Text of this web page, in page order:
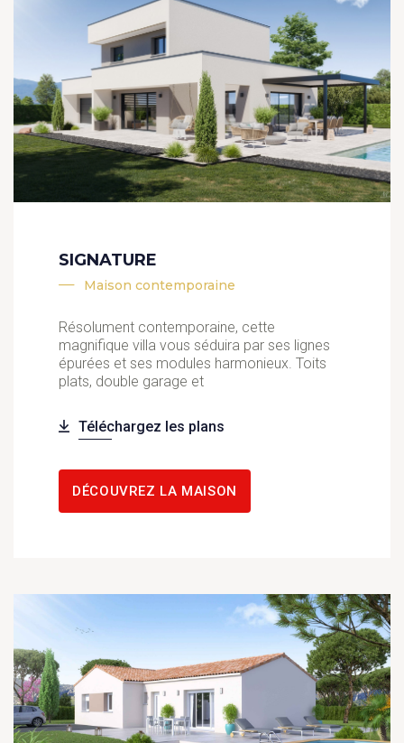
SIGNATURE
Maison contemporaine
Résolument contemporaine, cette
magnifique villa vous séduira par ses lignes
épurées et ses modules harmonieux. Toits
plats, double garage et
Téléchargez les plans
DÉCOUVREZ LA MAISON